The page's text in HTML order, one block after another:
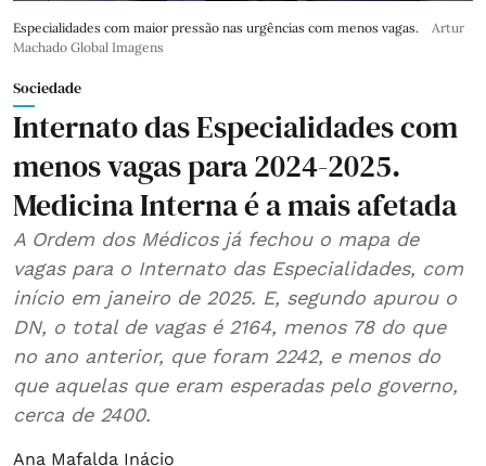
Especialidades com maior pressão nas urgências com menos vagas.
Artur
Machado Global Imagens
Sociedade
Internato das Especialidades com
menos vagas para 2024-2025.
Medicina Interna é a mais afetada
A Ordem dos Médicos já fechou o mapa de
vagas para o Internato das Especialidades, com
início em janeiro de 2025. E, segundo apurou o
DN, o total de vagas é 2164, menos 78 do que
no ano anterior, que foram 2242, e menos do
que aquelas que eram esperadas pelo governo,
cerca de 2400.
Ana Mafalda Inácio